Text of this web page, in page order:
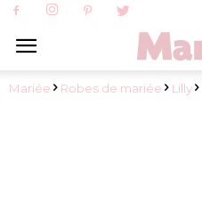
Mariée Robes de mariée Lilly